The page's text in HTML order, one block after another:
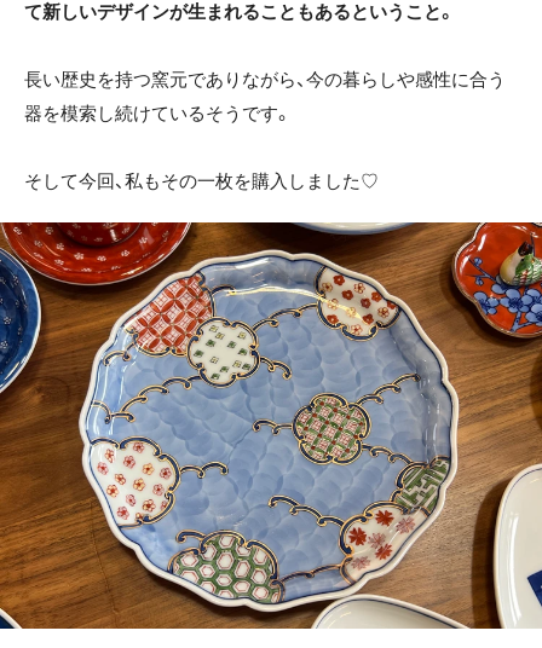
て新しいデザインが生まれることもあるということ。
長い歴史を持つ窯元でありながら、今の暮らしや感性に合う
器を模索し続けているそうです。
そして今回、私もその一枚を購入しました♡